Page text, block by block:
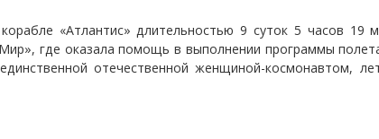
«Атлантис» длительностью 9 суток 5 часов 19
где оказала помощь в выполнении программы
отечественной женщиной-космонавтом,